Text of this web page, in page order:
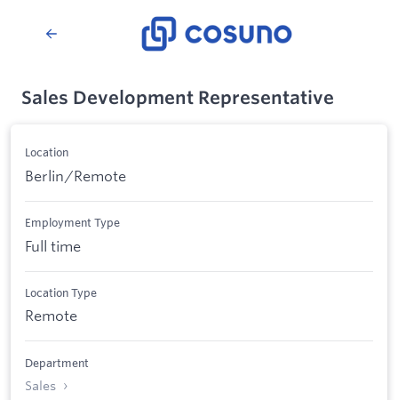
Sales Development Representative
Location
Berlin/Remote
Employment Type
Full time
Location Type
Remote
Department
Sales